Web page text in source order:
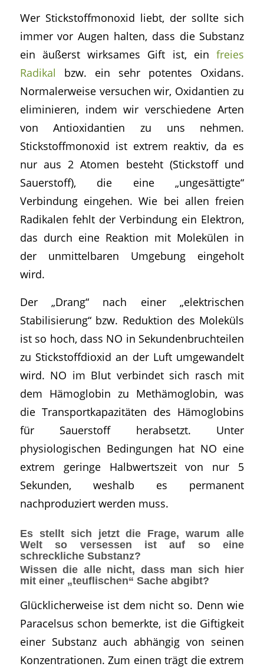
Wer Stickstoffmonoxid liebt, der sollte sich
immer vor Augen halten, dass die Substanz
ein äußerst wirksames Gift ist, einfreies
Radikal bzw. ein sehr potentes Oxidans.
Normalerweise versuchen wir, Oxidantien zu
eliminieren, indem wir verschiedene Arten
von Antioxidantien zu uns nehmen.
Stickstoffmonoxid ist extrem reaktiv, da es
nur aus 2 Atomen besteht (Stickstoff und
Sauerstoff), die eine „ungesättigte“
Verbindung eingehen. Wie bei allen freien
Radikalen fehlt der Verbindung ein Elektron,
das durch eine Reaktion mit Molekülen in
der unmittelbaren Umgebung eingeholt
wird.
Der „Drang“ nach einer „elektrischen
Stabilisierung“ bzw. Reduktion des Moleküls
ist so hoch, dass NO in Sekundenbruchteilen
zu Stickstoffdioxid an der Luft umgewandelt
wird. NO im Blut verbindet sich rasch mit
dem Hämoglobin zu Methämoglobin, was
die Transportkapazitäten des Hämoglobins
für Sauerstoff herabsetzt. Unter
physiologischen Bedingungen hat NO eine
extrem geringe Halbwertszeit von nur 5
Sekunden, weshalb es permanent
nachproduziert werden muss.
Es stellt sich jetzt die Frage, warum alle
Welt so versessen ist auf so eine
schreckliche Substanz?
Wissen die alle nicht, dass man sich hier
mit einer „teuflischen“ Sache abgibt?
Glücklicherweise ist dem nicht so. Denn wie
Paracelsus schon bemerkte, ist die Giftigkeit
einer Substanz auch abhängig von seinen
Konzentrationen. Zum einen trägt die extrem